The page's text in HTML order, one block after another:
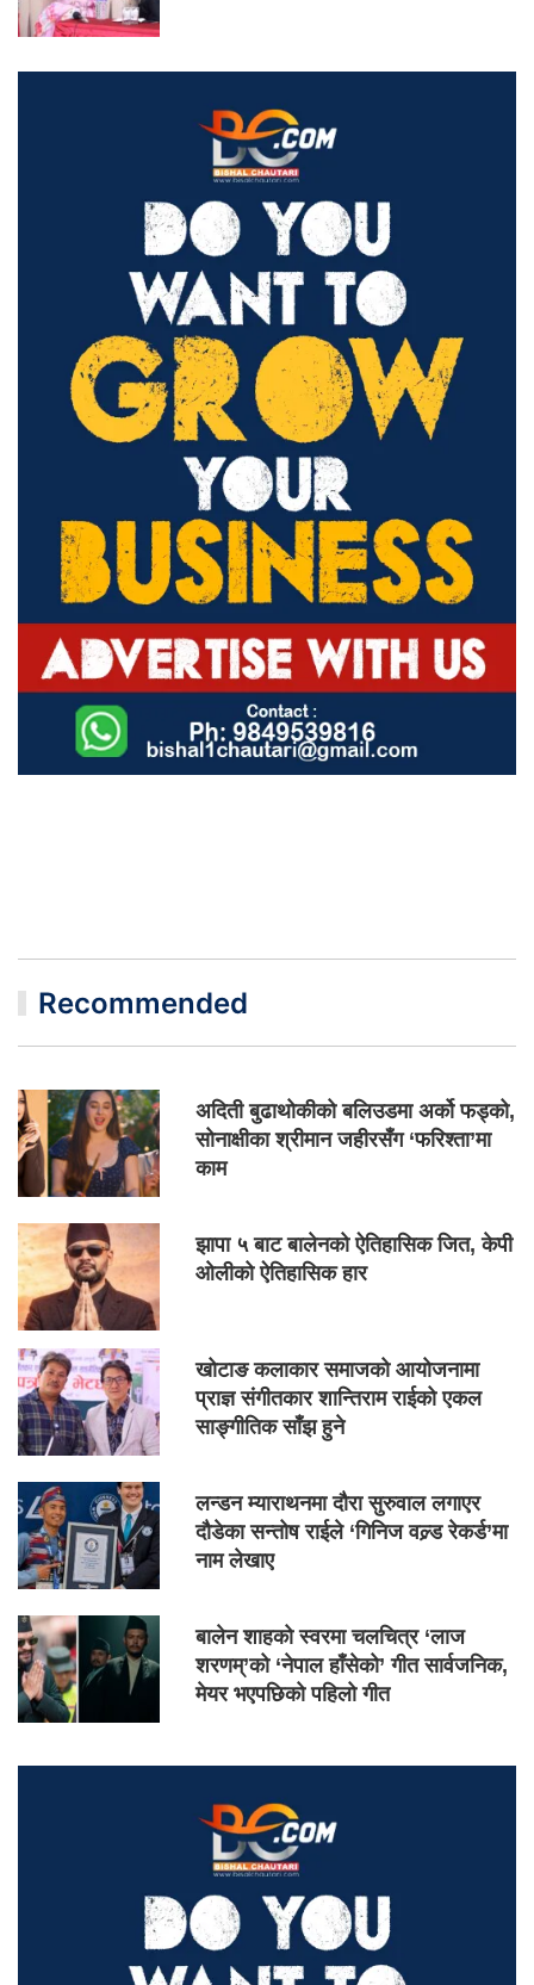
Recommended
अदिती बुढाथोकीको बलिउडमा अर्को फड्को,
सोनाक्षीका श्रीमान जहीरसँग ‘फरिश्ता’मा
काम
झापा ५ बाट बालेनको ऐतिहासिक जित, केपी
ओलीको ऐतिहासिक हार
खोटाङ कलाकार समाजको आयोजनामा
प्राज्ञ संगीतकार शान्तिराम राईको एकल
साङ्गीतिक साँझ हुने
लन्डन म्याराथनमा दौरा सुरुवाल लगाएर
दौडेका सन्तोष राईले ‘गिनिज वल्र्ड रेकर्ड’मा
नाम लेखाए
बालेन शाहको स्वरमा चलचित्र ‘लाज
शरणम्’को ‘नेपाल हाँसेको’ गीत सार्वजनिक,
मेयर भएपछिको पहिलो गीत